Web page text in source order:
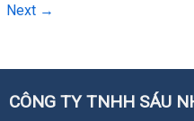
Next →
CÔNG TY TNHH SÁU